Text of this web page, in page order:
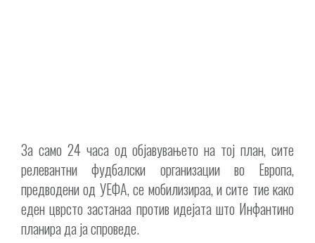
За само 24 часа од објавувањето на тој план, сите
релевантни фудбалски организации во Европа,
предводени од УЕФА, се мобилизираа, и сите тие како
еден цврсто застанаа против идејата што Инфантино
планира да ја спроведе.